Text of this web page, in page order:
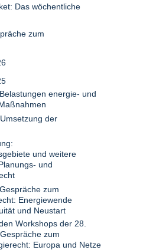
Das wöchentliche
zum
energie- und
der
und weitere
und
zum
Energiewende
und Neustart
Workshops der 28.
zum
Europa und Netze